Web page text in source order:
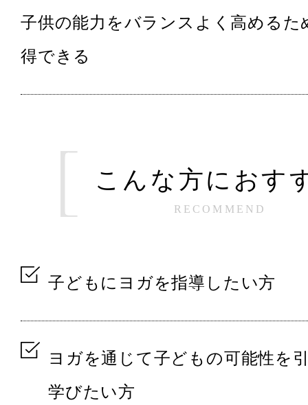
子供の能力をバランスよく高めるた
得できる
こんな方におす
RECOMMEND
子どもにヨガを指導したい方
ヨガを通じて子どもの可能性を
学びたい方